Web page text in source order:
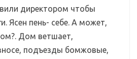
директором чтобы
Ясен пень- себе. А может,
Дом ветшает,
подъезды бомжовые,